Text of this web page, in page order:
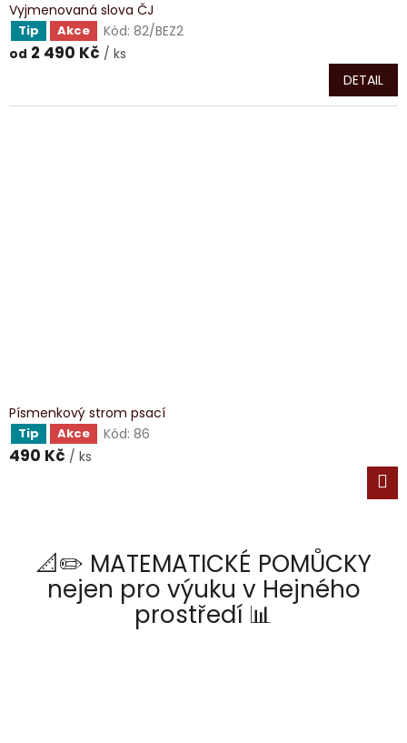
Vyjmenovaná slova ČJ
Tip Akce Kód: 82/BEZ2
od 2 490 Kč / ks
DETAIL
Písmenkový strom psací
Tip Akce Kód: 86
490 Kč / ks
📐✏️ MATEMATICKÉ POMŮCKY
nejen pro výuku v Hejného
prostředí 📊